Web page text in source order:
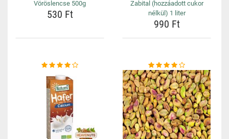
Vöröslencse 500g
530 Ft
Zabital (hozzáadott cukor
nélkül) 1 liter
990 Ft